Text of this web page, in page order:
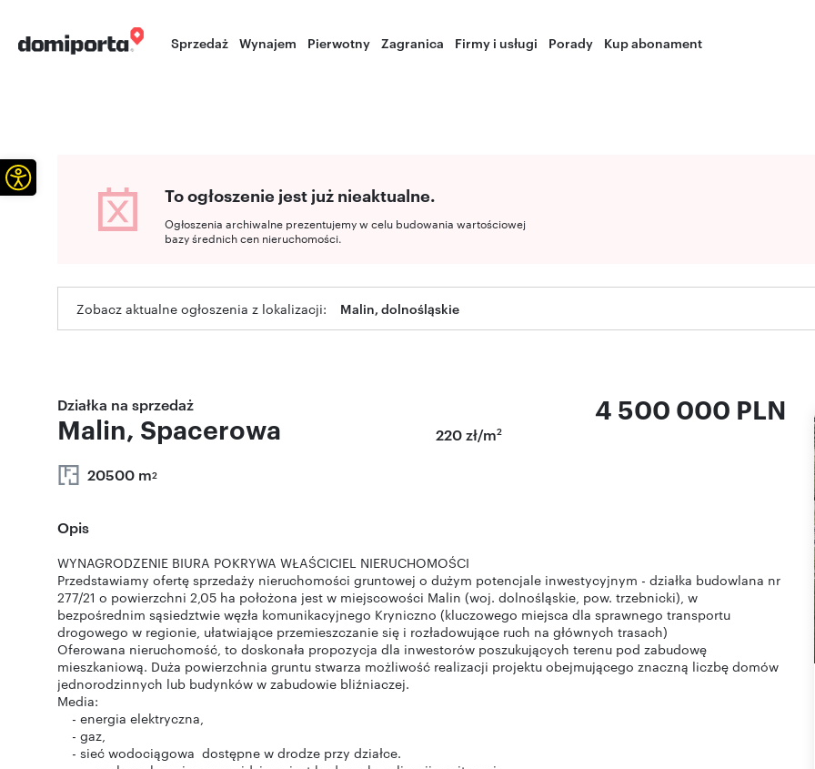
Sprzedaż Wynajem Pierwotny Zagranica Firmy i usługi Porady Kup abonament
To ogłoszenie jest już nieaktualne.
Ogłoszenia archiwalne prezentujemy w celu budowania wartościowej
bazy średnich cen nieruchomości.
Zobacz aktualne ogłoszenia z lokalizacji: Malin, dolnośląskie
Działka na sprzedaż
Malin, Spacerowa
20500 m2
4 500 000 PLN
220 zł/m2
Opis
WYNAGRODZENIE BIURA POKRYWA WŁAŚCICIEL NIERUCHOMOŚCI
Przedstawiamy ofertę sprzedaży nieruchomości gruntowej o dużym potencjale inwestycyjnym - działka budowlana nr
277/21 o powierzchni 2,05 ha położona jest w miejscowości Malin (woj. dolnośląskie, pow. trzebnicki), w
bezpośrednim sąsiedztwie węzła komunikacyjnego Kryniczno (kluczowego miejsca dla sprawnego transportu
drogowego w regionie, ułatwiające przemieszczanie się i rozładowujące ruch na głównych trasach)
Oferowana nieruchomość, to doskonała propozycja dla inwestorów poszukujących terenu pod zabudowę
mieszkaniową. Duża powierzchnia gruntu stwarza możliwość realizacji projektu obejmującego znaczną liczbę domów
jednorodzinnych lub budynków w zabudowie bliźniaczej.
Media:
- energia elektryczna,
- gaz,
- sieć wodociągowa dostępne w drodze przy działce.
Otwórz pasek narzędzi